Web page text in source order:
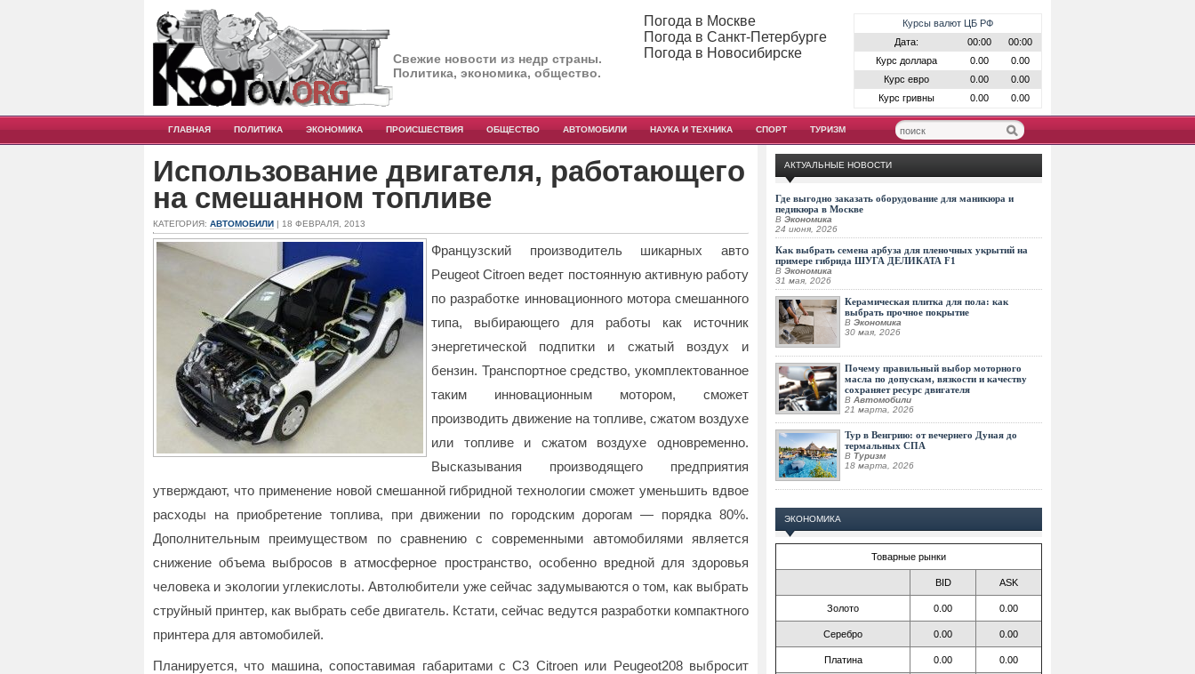
Свежие новости из недр страны.
Политика, экономика, общество.
Курсы валют ЦБ РФ
Дата:
00:00
00:00
Курс доллара
0.00
0.00
Курс евро
0.00
0.00
Курс гривны
0.00 0.00
Погода в Москве
Погода в Санкт-Петербурге
Погода в Новосибирске
ГЛАВНАЯ ПОЛИТИКА ЭКОНОМИКА ПРОИСШЕСТВИЯ ОБЩЕСТВО АВТОМОБИЛИ НАУКА И ТЕХНИКА СПОРТ ТУРИЗМ
Использование двигателя, работающего
на смешанном топливе
КАТЕГОРИЯ: АВТОМОБИЛИ | 18 ФЕВРАЛЯ, 2013
Французский производитель шикарных авто
Peugeot Citroen ведет постоянную активную работу
по разработке инновационного мотора смешанного
типа, выбирающего для работы как источник
энергетической подпитки и сжатый воздух и
бензин. Транспортное средство, укомплектованное
таким инновационным мотором, сможет
производить движение на топливе, сжатом воздухе
или топливе и сжатом воздухе одновременно.
Высказывания производящего предприятия
утверждают, что применение новой смешанной гибридной технологии сможет уменьшить вдвое
расходы на приобретение топлива, при движении по городским дорогам — порядка 80%.
Дополнительным преимуществом по сравнению с современными автомобилями является
снижение объема выбросов в атмосферное пространство, особенно вредной для здоровья
человека и экологии углекислоты. Автолюбители уже сейчас задумываются о том, как выбрать
струйный принтер, как выбрать себе двигатель. Кстати, сейчас ведутся разработки компактного
принтера для автомобилей.
Планируется, что машина, сопоставимая габаритами с C3 Citroen или Peugeot208 выбросит
АКТУАЛЬНЫЕ НОВОСТИ
Где выгодно заказать оборудование для маникюра и
педикюра в Москве
В Экономика
24 июня, 2026
Как выбрать семена арбуза для пленочных укрытий на
примере гибрида ШУГА ДЕЛИКАТА F1
В Экономика
31 мая, 2026
Керамическая плитка для пола: как
выбрать прочное покрытие
В Экономика
30 мая, 2026
Почему правильный выбор моторного
масла по допускам, вязкости и качеству
сохраняет ресурс двигателя
В Автомобили
21 марта, 2026
Тур в Венгрию: от вечернего Дуная до
термальных СПА
В Туризм
18 марта, 2026
ЭКОНОМИКА
Товарные рынки
BID ASK
Золото 0.00 0.00
Серебро 0.00 0.00
Платина 0.00 0.00